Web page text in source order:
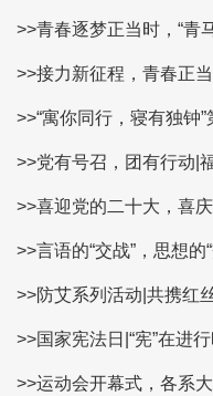
>>青春逐梦正当时，“
>>接力新征程，青春正
>>“寓你同行，寝有独钟
>>党有号召，团有行动|
>>喜迎党的二十大，喜
>>言语的“交战”，思想
>>防艾系列活动|共携红
>>国家宪法日|“宪”在进
>>运动会开幕式，各系